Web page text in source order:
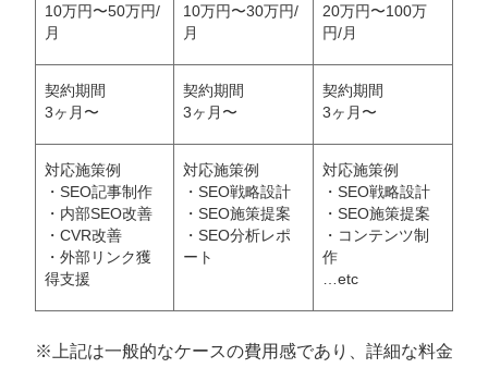
10万円〜50万円/
月
10万円〜30万円/
月
20万円〜100万
円/月
契約期間
3ヶ月〜
契約期間
3ヶ月〜
契約期間
3ヶ月〜
対応施策例
・SEO記事制作
・内部SEO改善
・CVR改善
・外部リンク獲
得支援
対応施策例
・SEO戦略設計
・SEO施策提案
・SEO分析レポ
ート
対応施策例
・SEO戦略設計
・SEO施策提案
・コンテンツ制
作
…etc
※上記は一般的なケースの費用感であり、詳細な料金